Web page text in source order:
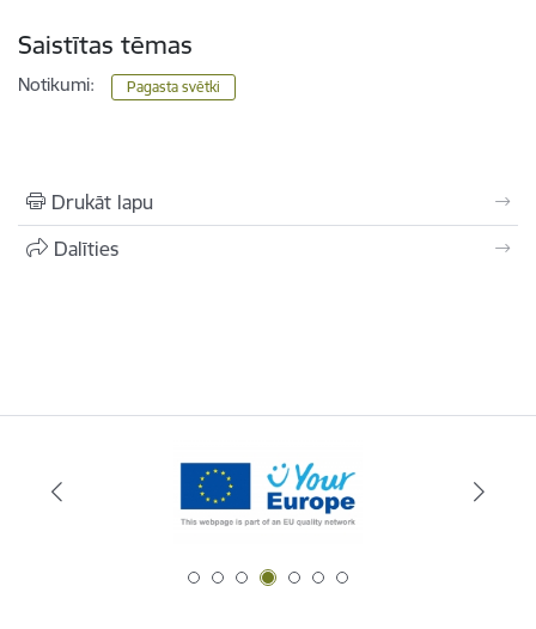
Saistītas tēmas
Notikumi: Pagasta svētki
Drukāt lapu
Dalīties